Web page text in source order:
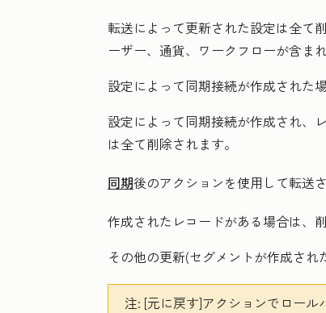
転送によって更新された設定は全て
ーザー、通貨、ワークフローが含まれ
設定によって同期接続が作成された
設定によって同期接続が作成され、
は全て削除されます。
同期後のアクションを使用して転送
作成されたレコードがある場合は、
その他の更新(セグメントが作成され
注: [元に戻す]アクションでロール